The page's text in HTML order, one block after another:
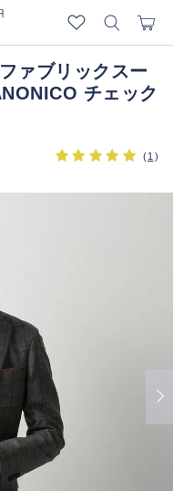
ァブリックスー
チェック
(1 )